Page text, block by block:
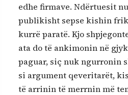
edhe firmave. Ndërtuesit
publikisht sepse kishin
kurrë paratë. Kjo
ata do të ankimonin në
paguar, siç nuk ngurronin
si argument qeveritarët,
të arrinin të merrnin më